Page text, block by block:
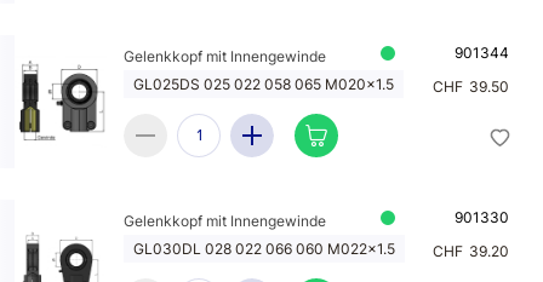
Gelenkkopf mit Innengewinde
901344
GL025DS 025 022 058 065 M020x1.5
CHF 39.50
Gelenkkopf mit Innengewinde
901330
GL030DL 028 022 066 060 M022x1.5
CHF 39.20